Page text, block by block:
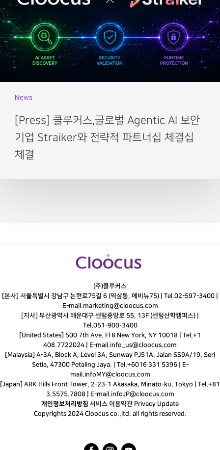
News
[Press] 클루커스,글로벌 Agentic AI 보안
기업 Straiker와 전략적 파트너십 체결십
체결
(주)클루커스
[본사] 서울특별시 강남구 논현로75길 6 (역삼동, 에비뉴75) | Tel.02-597-3400
E-mail. marketing@cloocus.com
[지사] 부산광역시 해운대구 센텀중앙로 55, 13F (센텀산학캠퍼스) |
Tel. 051-900-3400
[United States] 500 7th Ave. Fl 8 New York, NY 10018 | Tel.+1
408.7722024 | E-mail. info_us@cloocus.com
[Malaysia] A-3A, Block A, Level 3A, Sunway PJ51A, Jalan SS9A/19, Seri
Setia, 47300 Petaling Jaya. | Tel.+6016 331 5396 | E-
mail. infoMY@cloocus.com
[Japan] ARK Hills Front Tower, 2-23-1 Akasaka, Minato-ku, Tokyo | Tel.+81
3.5575.7808 | E-mail. infoJP@cloocus.com
개인정보처리방침 서비스 이용약관 Privacy Update
Copyrights 2024 Cloocus co.,ltd. all rights reserved.